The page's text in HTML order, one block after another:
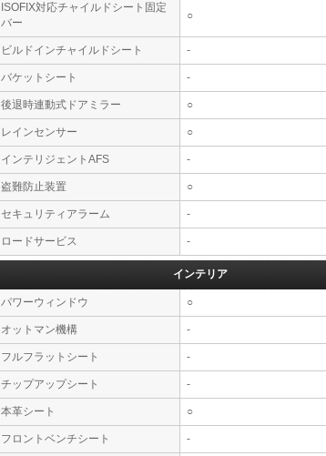
ISOFIX対応チャイルドシート固定
バー
○
ビルドインチャイルドシート -
バケットシート -
後退時連動式ドアミラー ○
レインセンサー ○
インテリジェントAFS -
盗難防止装置 ○
セキュリティアラーム -
ロードサービス -
インテリア
パワーウィンドウ ○
オットマン機構 -
フルフラットシート -
チップアップシート -
本革シート ○
フロントベンチシート -